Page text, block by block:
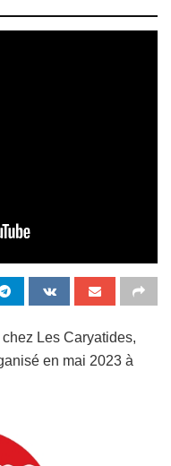
chez Les Caryatides,
en mai 2023 à